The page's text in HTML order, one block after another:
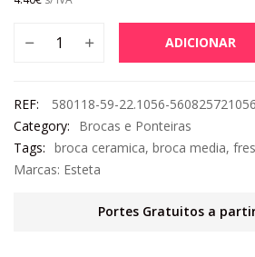
ADICIONAR
REF:
580118-59-22.1056-
Category:
Brocas e Ponteiras
Tags: broca ceramica, broca media,
Marcas: Esteta
Portes Gratuitos a